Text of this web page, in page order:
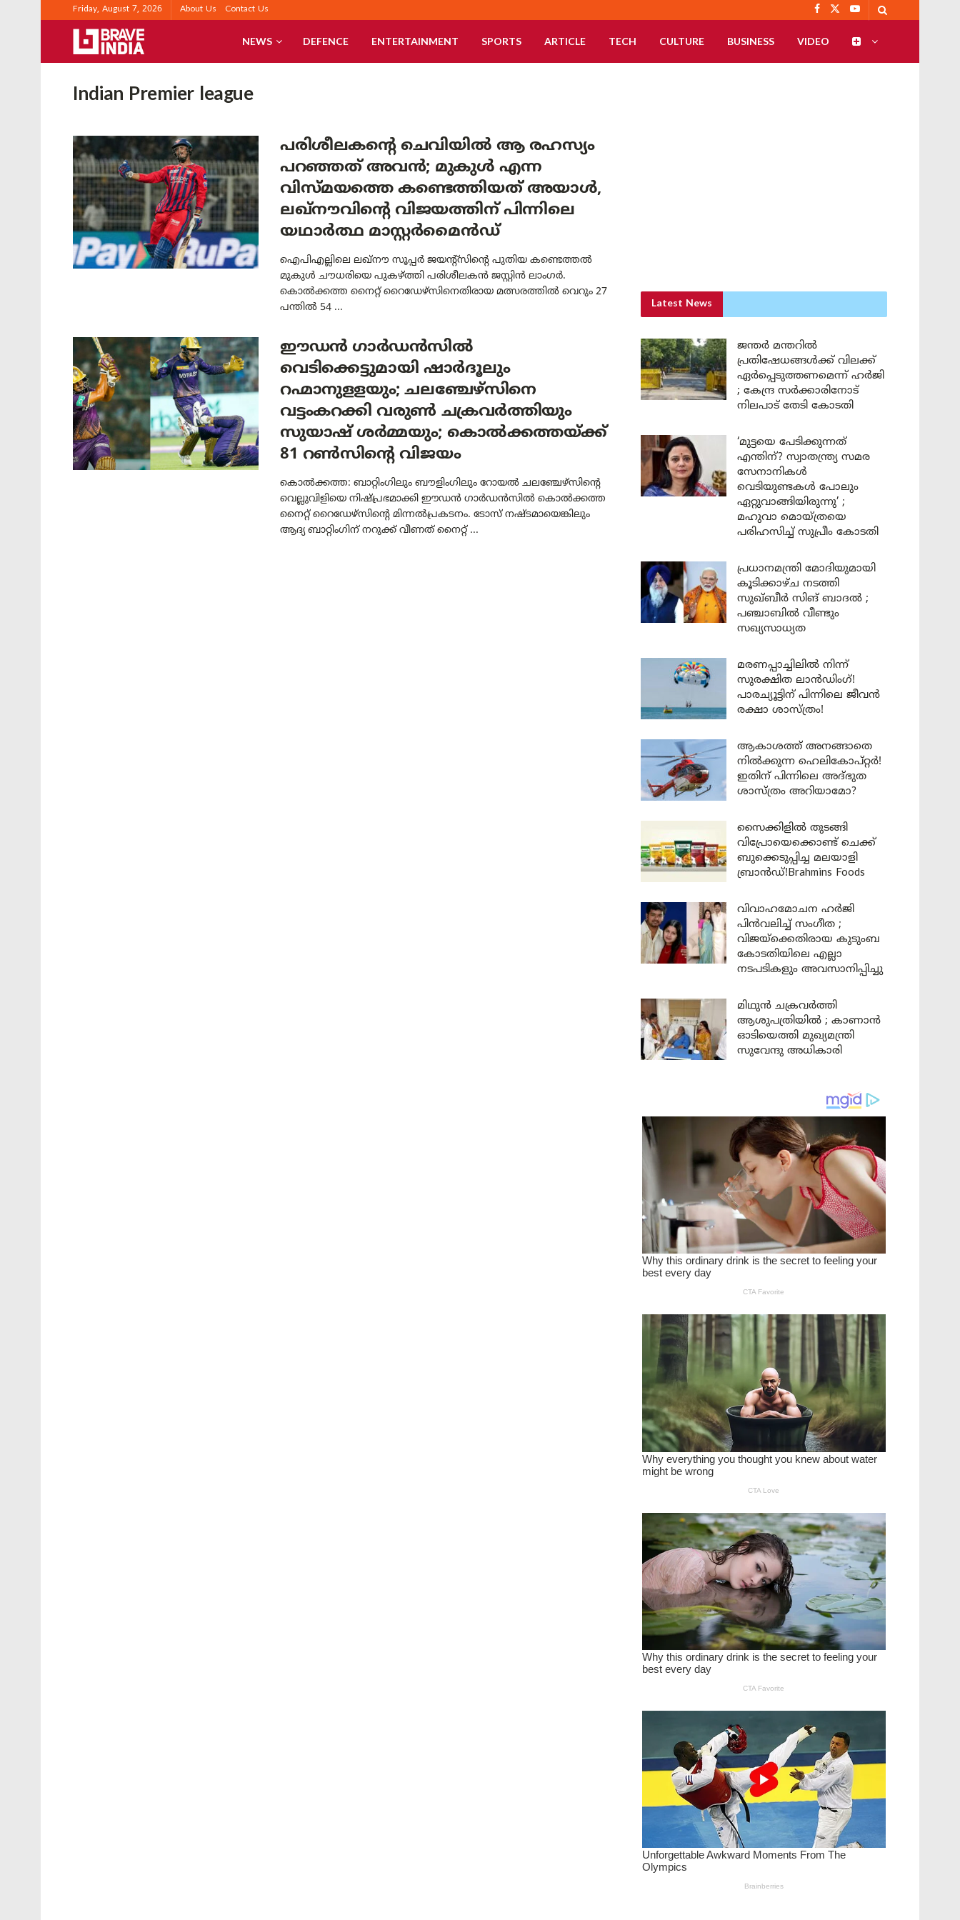
Friday, August 7, 2026 About Us Contact Us
NEWS DEFENCE ENTERTAINMENT SPORTS ARTICLE TECH CULTURE BUSINESS VIDEO
Indian Premier league
പരിശീലകന്റെ ചെവിയിൽ ആ രഹസ്യം
പറഞ്ഞത് അവൻ; മുകുൾ എന്ന
വിസ്മയത്തെ കണ്ടെത്തിയത് അയാൾ,
ലഖ്‌നൗവിന്റെ വിജയത്തിന് പിന്നിലെ
യഥാർത്ഥ മാസ്റ്റർമൈൻഡ്
ഐപിഎല്ലിലെ ലഖ്‌നൗ സൂപ്പർ ജയന്റ്‌സിന്റെ പുതിയ കണ്ടെത്തൽ
മുകുൾ ചൗധരിയെ പുകഴ്ത്തി പരിശീലകൻ ജസ്റ്റിൻ ലാംഗർ.
കൊൽക്കത്ത നൈറ്റ് റൈഡേഴ്‌സിനെതിരായ മത്സരത്തിൽ വെറും 27
പന്തിൽ 54 ...
ഈഡൻ ഗാർഡൻസിൽ
വെടിക്കെട്ടുമായി ഷാർദൂലും
റഹ്മാനുളളയും; ചലഞ്ചേഴ്‌സിനെ
വട്ടംകറക്കി വരുൺ ചക്രവർത്തിയും
സുയാഷ് ശർമ്മയും; കൊൽക്കത്തയ്ക്ക്
81 റൺസിന്റെ വിജയം
കൊൽക്കത്ത: ബാറ്റിംഗിലും ബൗളിംഗിലും റോയൽ ചലഞ്ചേഴ്‌സിന്റെ
വെല്ലുവിളിയെ നിഷ്പ്രഭമാക്കി ഈഡൻ ഗാർഡൻസിൽ കൊൽക്കത്ത
നൈറ്റ് റൈഡേഴ്‌സിന്റെ മിന്നൽപ്രകടനം. ടോസ് നഷ്ടമായെങ്കിലും
ആദ്യ ബാറ്റിംഗിന് നറുക്ക് വീണത് നൈറ്റ് ...
Latest News
ജന്തർ മന്തറിൽ
പ്രതിഷേധങ്ങൾക്ക് വിലക്ക്
ഏർപ്പെടുത്തണമെന്ന് ഹർജി
; കേന്ദ്ര സർക്കാരിനോട്
നിലപാട് തേടി കോടതി
‘മുട്ടയെ പേടിക്കുന്നത്
എന്തിന്? സ്വാതന്ത്ര്യ സമര
സേനാനികൾ
വെടിയുണ്ടകൾ പോലും
ഏറ്റുവാങ്ങിയിരുന്നു’ ;
മഹുവാ മൊയ്ത്രയെ
പരിഹസിച്ച് സുപ്രീം കോടതി
പ്രധാനമന്ത്രി മോദിയുമായി
കൂടിക്കാഴ്ച നടത്തി
സുഖ്ബീർ സിങ് ബാദൽ ;
പഞ്ചാബിൽ വീണ്ടും
സഖ്യസാധ്യത
മരണപ്പാച്ചിലിൽ നിന്ന്
സുരക്ഷിത ലാൻഡിംഗ്!
പാരച്യൂട്ടിന് പിന്നിലെ ജീവൻ
രക്ഷാ ശാസ്ത്രം!
ആകാശത്ത് അനങ്ങാതെ
നില്‍ക്കുന്ന ഹെലികോപ്റ്റര്‍!
ഇതിന് പിന്നിലെ അദ്ഭുത
ശാസ്ത്രം അറിയാമോ?
സൈക്കിളിൽ തുടങ്ങി
വിപ്രോയെക്കൊണ്ട് ചെക്ക്
ബുക്കെടുപ്പിച്ച മലയാളി
ബ്രാൻഡ്!Brahmins Foods
വിവാഹമോചന ഹർജി
പിൻവലിച്ച് സംഗീത ;
വിജയ്ക്കെതിരായ കുടുംബ
കോടതിയിലെ എല്ലാ
നടപടികളും അവസാനിപ്പിച്ചു
മിഥുൻ ചക്രവർത്തി
ആശുപത്രിയിൽ ; കാണാൻ
ഓടിയെത്തി മുഖ്യമന്ത്രി
സുവേന്ദു അധികാരി